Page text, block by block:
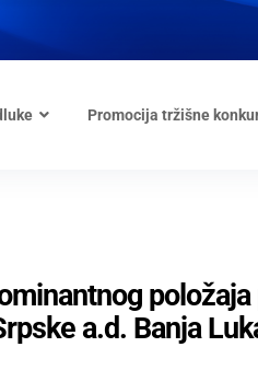
Promocija tržišne
a.d. Banja